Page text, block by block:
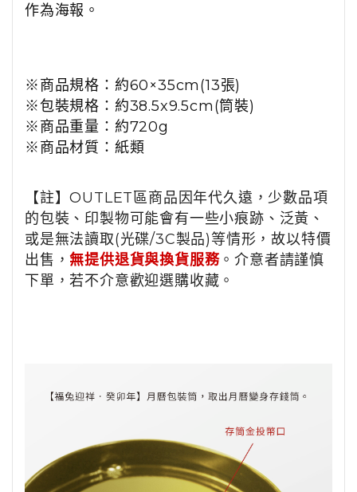
作為海報。
※商品規格：約60×35cm(13張)
※包裝規格：約38.5x9.5cm(筒裝)
※商品重量： 約720g
※商品材質：紙類
【註】OUTLET區商品因年代久遠，少數品項
的包裝、印製物可能會有一些小痕跡、泛黃、
或是無法讀取(光碟/3C製品)等情形，故以特價
出售，無提供退貨與換貨服務。介意者請謹慎
下單，若不介意歡迎選購收藏。